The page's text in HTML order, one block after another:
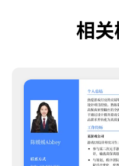
简历
相